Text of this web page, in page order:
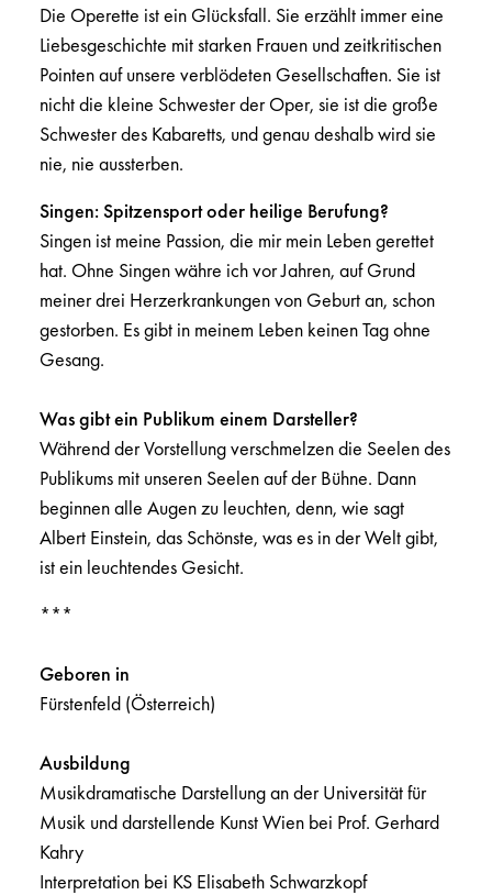
Die Operette ist ein Glücksfall. Sie erzählt immer eine
Liebesgeschichte mit starken Frauen und zeitkritischen
Pointen auf unsere verblödeten Gesellschaften. Sie ist
nicht die kleine Schwester der Oper, sie ist die große
Schwester des Kabaretts, und genau deshalb wird sie
nie, nie aussterben.
Singen: Spitzensport oder heilige Berufung?
Singen ist meine Passion, die mir mein Leben gerettet
hat. Ohne Singen währe ich vor Jahren, auf Grund
meiner drei Herzerkrankungen von Geburt an, schon
gestorben. Es gibt in meinem Leben keinen Tag ohne
Gesang.
Was gibt ein Publikum einem Darsteller?
Während der Vorstellung verschmelzen die Seelen des
Publikums mit unseren Seelen auf der Bühne. Dann
beginnen alle Augen zu leuchten, denn, wie sagt
Albert Einstein, das Schönste, was es in der Welt gibt,
ist ein leuchtendes Gesicht.
***
Geboren in
Fürstenfeld (Österreich)
Ausbildung
Musikdramatische Darstellung an der Universität für
Musik und darstellende Kunst Wien bei Prof. Gerhard
Kahry
Interpretation bei KS Elisabeth Schwarzkopf